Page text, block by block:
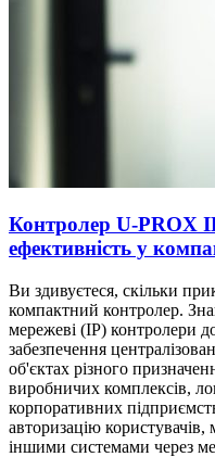
Контролер U-PROX
ефективність у
Ви здивуєтеся, скільки
компактний контролер.
мережеві (IP) контролери
забезпечення
об'єктах різного
виробничих комплексів,
корпоративних
авторизацію користувачів,
іншими системами через